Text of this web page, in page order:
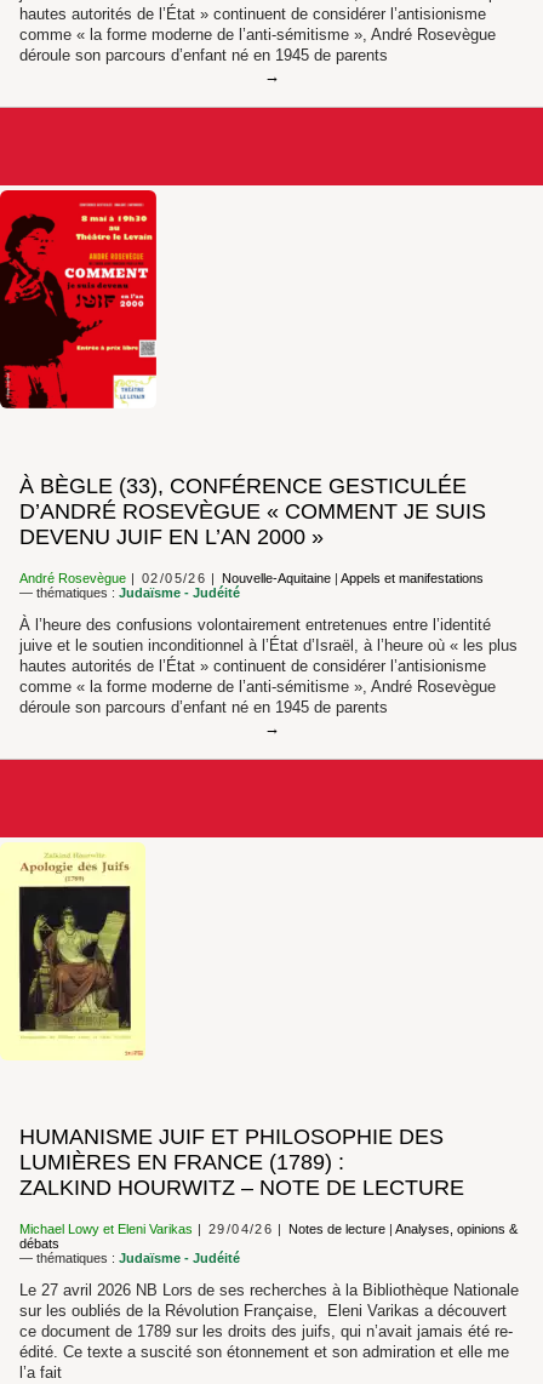
hautes autorités de l’État » continuent de considérer l’antisionisme
comme « la forme moderne de l’anti-sémitisme », André Rosevègue
déroule son parcours d’enfant né en 1945 de parents
À BÈGLE (33), CONFÉRENCE GESTICULÉE
D’ANDRÉ ROSEVÈGUE « COMMENT JE SUIS
DEVENU JUIF EN L’AN 2000 »
André Rosevègue 02/05/26 Nouvelle-Aquitaine |Appels et manifestations
— thématiques : Judaïsme - Judéité
À l’heure des confusions volontairement entretenues entre l’identité
juive et le soutien inconditionnel à l’État d’Israël, à l’heure où « les plus
hautes autorités de l’État » continuent de considérer l’antisionisme
comme « la forme moderne de l’anti-sémitisme », André Rosevègue
déroule son parcours d’enfant né en 1945 de parents
HUMANISME JUIF ET PHILOSOPHIE DES
LUMIÈRES EN FRANCE (1789) :
ZALKIND HOURWITZ – NOTE DE LECTURE
Michael Lowy et Eleni Varikas 29/04/26 Notes de lecture |Analyses, opinions &
débats
— thématiques : Judaïsme - Judéité
Le 27 avril 2026 NB Lors de ses recherches à la Bibliothèque Nationale
sur les oubliés de la Révolution Française, Eleni Varikas a découvert
ce document de 1789 sur les droits des juifs, qui n’avait jamais été re-
édité. Ce texte a suscité son étonnement et son admiration et elle me
l’a fait